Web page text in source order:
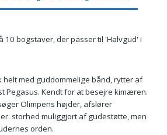
10 bogstaver, der passer til 'Halvgud' i
helt med guddommelige bånd, rytter af
Pegasus. Kendt for at besejre kimæren.
Olimpens højder, afslører
storhed muliggjort af gudestøtte, men
orden.